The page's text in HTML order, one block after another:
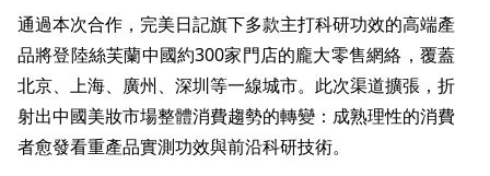
通過本次合作，完美日記旗下多款主打科研功效的高端產
品將登陸絲芙蘭中國約300家門店的龐大零售網絡，覆蓋
北京、上海、廣州、深圳等一線城市。此次渠道擴張，折
射出中國美妝市場整體消費趨勢的轉變：成熟理性的消費
者愈發看重產品實測功效與前沿科研技術。